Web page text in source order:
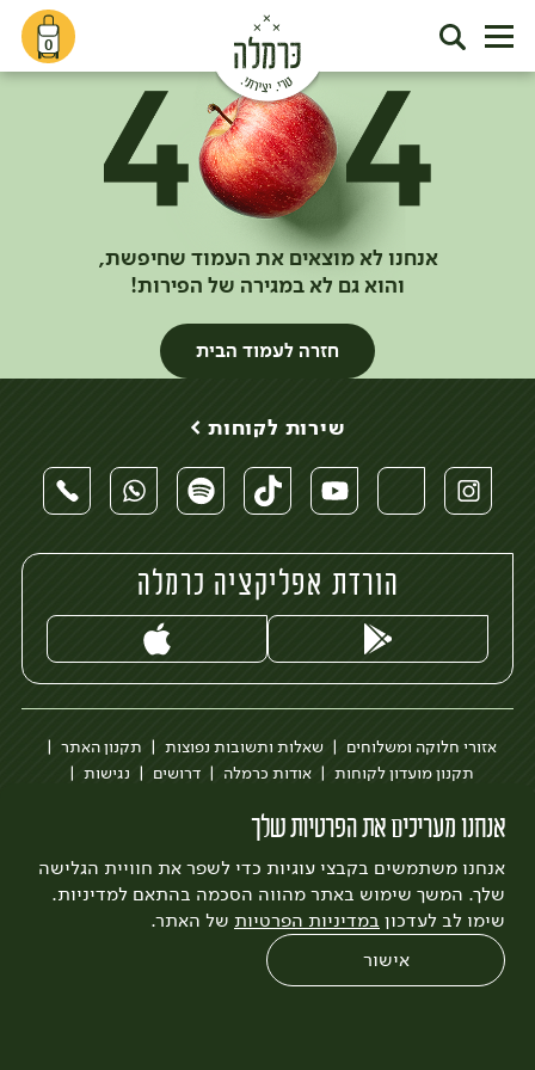
0
אנחנו לא מוצאים את העמוד שחיפשת,
והוא גם לא במגירה של הפירות!
חזרה לעמוד הבית
אנחנו מעריכים את הפרטיות שלך
אנחנו משתמשים בקבצי עוגיות כדי לשפר את חוויית הגלישה
שלך. המשך שימוש באתר מהווה הסכמה בהתאם למדיניות.
שימו לב לעדכון במדיניות הפרטיות של האתר.
אישור
שירות לקוחות >
הורדת אפליקציה כרמלה
אזורי חלוקה ומשלוחים שאלות ותשובות נפוצות
תקנון האתר
תקנון מועדון לקוחות
אודות כרמלה דרושים
נגישות
לצפייה בעדכון מדיניות פרטיות
עיצוב:3bears פיתוח:Quatro